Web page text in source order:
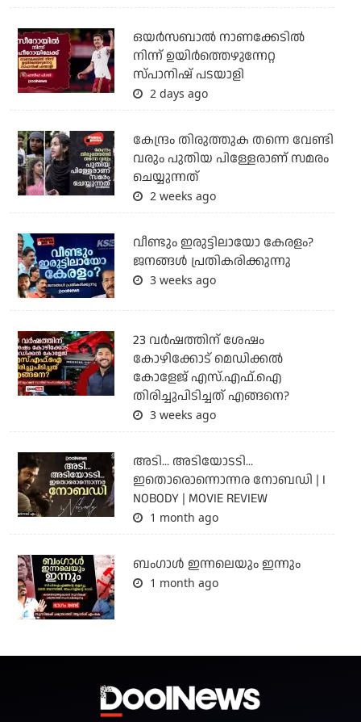
ഒയര്‍സബാൽ നാണക്കേടിൽ
നിന്ന് ഉയിർത്തെഴുന്നേറ്റ
സ്പാനിഷ് പടയാളി
2 days ago
കേന്ദ്രം തിരുത്തുക തന്നെ വേണ്ടി
വരും പുതിയ പിള്ളേരാണ് സമരം
ചെയ്യുന്നത്
2 weeks ago
വീണ്ടും ഇരുട്ടിലായോ കേരളം?
ജനങ്ങൾ പ്രതികരിക്കുന്നു
3 weeks ago
23 വർഷത്തിന് ശേഷം
കോഴിക്കോട് മെഡിക്കൽ
കോളേജ് എസ്.എഫ്.ഐ
തിരിച്ചുപിടിച്ചത് എങ്ങനെ?
3 weeks ago
അടി... അടിയോടടി...
ഇതൊരൊന്നൊന്നര നോബഡി | I
NOBODY | MOVIE REVIEW
1 month ago
ബംഗാള്‍ ഇന്നലെയും ഇന്നും
1 month ago